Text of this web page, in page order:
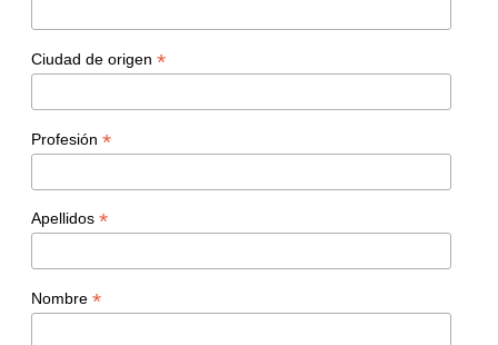
Ciudad de origen *
Profesión *
Apellidos *
Nombre *